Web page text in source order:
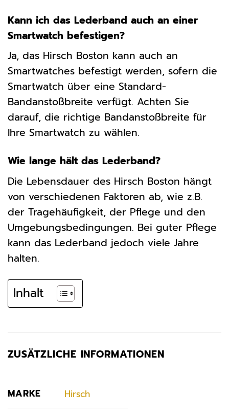
Kann ich das Lederband auch an einer
Smartwatch befestigen?
Ja, das Hirsch Boston kann auch an
Smartwatches befestigt werden, sofern die
Smartwatch über eine Standard-
Bandanstoßbreite verfügt. Achten Sie
darauf, die richtige Bandanstoßbreite für
Ihre Smartwatch zu wählen.
Wie lange hält das Lederband?
Die Lebensdauer des Hirsch Boston hängt
von verschiedenen Faktoren ab, wie z.B.
der Tragehäufigkeit, der Pflege und den
Umgebungsbedingungen. Bei guter Pflege
kann das Lederband jedoch viele Jahre
halten.
Inhalt
ZUSÄTZLICHE INFORMATIONEN
MARKE Hirsch